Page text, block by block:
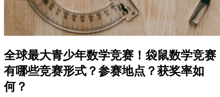
全球最大青少年数学竞赛！袋鼠数学竞赛
有哪些竞赛形式？参赛地点？获奖率如
何？